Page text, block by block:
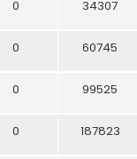
0 34307
0 60745
0 99525
0 187823